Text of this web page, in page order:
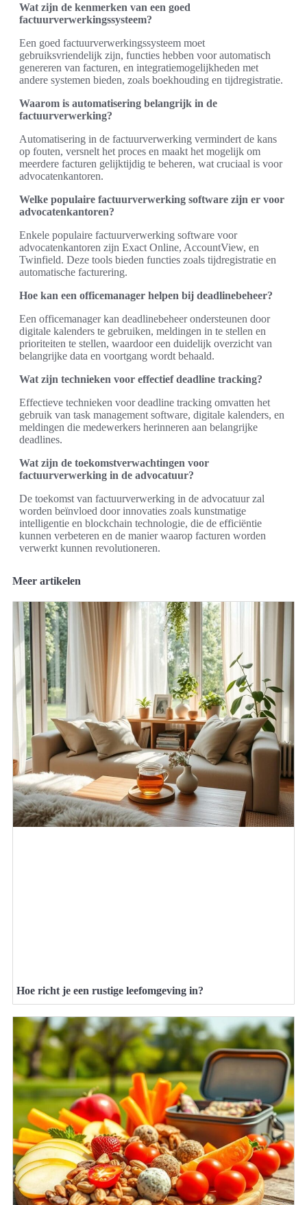
Wat zijn de kenmerken van een goed
factuurverwerkingssysteem?
Een goed factuurverwerkingssysteem moet
gebruiksvriendelijk zijn, functies hebben voor automatisch
genereren van facturen, en integratiemogelijkheden met
andere systemen bieden, zoals boekhouding en tijdregistratie.
Waarom is automatisering belangrijk in de
factuurverwerking?
Automatisering in de factuurverwerking vermindert de kans
op fouten, versnelt het proces en maakt het mogelijk om
meerdere facturen gelijktijdig te beheren, wat cruciaal is voor
advocatenkantoren.
Welke populaire factuurverwerking software zijn er voor
advocatenkantoren?
Enkele populaire factuurverwerking software voor
advocatenkantoren zijn Exact Online, AccountView, en
Twinfield. Deze tools bieden functies zoals tijdregistratie en
automatische facturering.
Hoe kan een officemanager helpen bij deadlinebeheer?
Een officemanager kan deadlinebeheer ondersteunen door
digitale kalenders te gebruiken, meldingen in te stellen en
prioriteiten te stellen, waardoor een duidelijk overzicht van
belangrijke data en voortgang wordt behaald.
Wat zijn technieken voor effectief deadline tracking?
Effectieve technieken voor deadline tracking omvatten het
gebruik van task management software, digitale kalenders, en
meldingen die medewerkers herinneren aan belangrijke
deadlines.
Wat zijn de toekomstverwachtingen voor
factuurverwerking in de advocatuur?
De toekomst van factuurverwerking in de advocatuur zal
worden beïnvloed door innovaties zoals kunstmatige
intelligentie en blockchain technologie, die de efficiëntie
kunnen verbeteren en de manier waarop facturen worden
verwerkt kunnen revolutioneren.
Meer artikelen
Hoe richt je een rustige leefomgeving in?